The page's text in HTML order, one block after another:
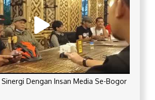
Sinergi Dengan Insan Media Se-Bogor